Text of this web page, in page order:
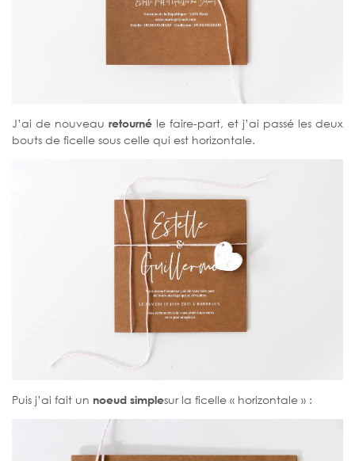
J’ai de nouveau retourné le faire-part, et j’ai passé les deux
bouts de ficelle sous celle qui est horizontale.
Puis j’ai fait un noeud simplesur la ficelle « horizontale » :